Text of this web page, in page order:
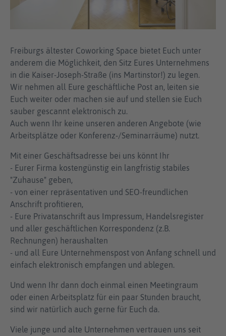
Freiburgs ältester Coworking Space bietet Euch unter
anderem die Möglichkeit, den Sitz Eures Unternehmens
in die Kaiser-Joseph-Straße (ins Martinstor!) zu legen.
Wir nehmen all Eure geschäftliche Post an, leiten sie
Euch weiter oder machen sie auf und stellen sie Euch
sauber gescannt elektronisch zu.
Auch wenn Ihr keine unseren anderen Angebote (wie
Arbeitsplätze oder Konferenz-/Seminarräume) nutzt.
Mit einer Geschäftsadresse bei uns könnt Ihr
- Eurer Firma kostengünstig ein langfristig stabiles
"Zuhause" geben,
- von einer repräsentativen und SEO-freundlichen
Anschrift profitieren,
- Eure Privatanschrift aus Impressum, Handelsregister
und aller geschäftlichen Korrespondenz (z.B.
Rechnungen) heraushalten
- und all Eure Unternehmenspost von Anfang schnell und
einfach elektronisch empfangen und ablegen.
Und wenn Ihr dann doch einmal einen Meetingraum
oder einen Arbeitsplatz für ein paar Stunden braucht,
sind wir natürlich auch gerne für Euch da.
Viele junge und alte Unternehmen vertrauen uns seit